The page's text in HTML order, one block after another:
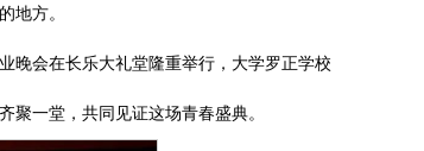
地方。
晚会在长乐大礼堂隆重举行，大学罗正学校
聚一堂，共同见证这场青春盛典。